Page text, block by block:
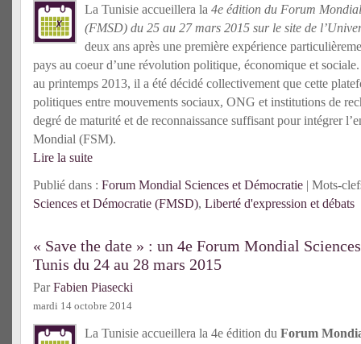
La Tunisie accueillera la 4e édition du Forum
(FMSD) du 25 au 27 mars 2015 sur le site de
deux ans après une première expérience
pays au coeur d’une révolution politique, économique et
au printemps 2013, il a été décidé collectivement que cette
politiques entre mouvements sociaux, ONG et institutions de
degré de maturité et de reconnaissance suffisant pour intégrer
Mondial (FSM).
Lire la suite
Publié dans : Forum Mondial Sciences et Démocratie | Mots-
Sciences et Démocratie (FMSD), Liberté d'expression et débats
« Save the date » : un 4e Forum Mondial
Tunis du 24 au 28 mars 2015
ParFabien Piasecki
mardi 14 octobre 2014
La Tunisie accueillera la 4e édition du Forum